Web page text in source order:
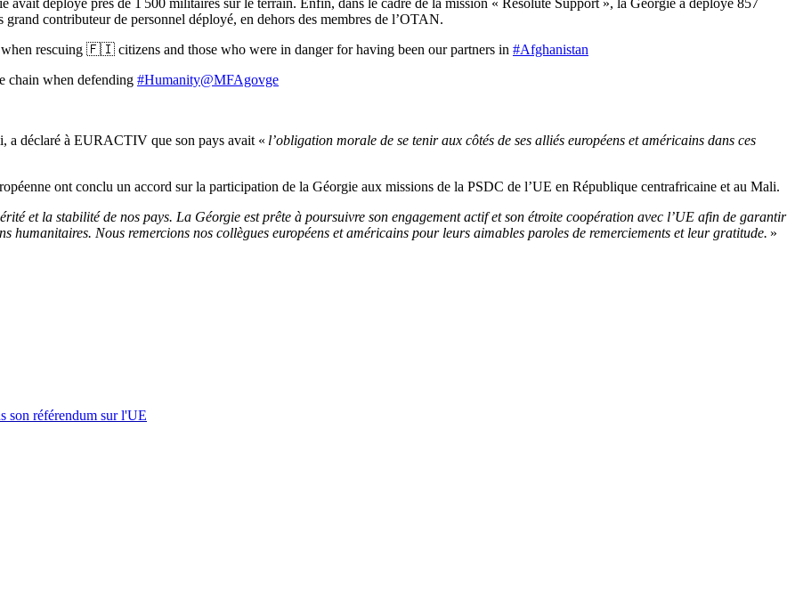
déployé près de 1 500 militaires sur le terrain. Enfin, dans le cadre de la mission « Resolute Support », la Géorgie a déployé 857
contributeur de personnel déployé, en dehors des membres de l’OTAN.
rescuing 🇫🇮 citizens and those who were in danger for having been our partners in #Afghanistan
chain when defending #Humanity@MFAgovge
a déclaré à EURACTIV que son pays avait « l’obligation morale de se tenir aux côtés de ses alliés européens et américains dans ces
ont conclu un accord sur la participation de la Géorgie aux missions de la PSDC de l’UE en République centrafricaine et au Mali.
et la stabilité de nos pays. La Géorgie est prête à poursuivre son engagement actif et son étroite coopération avec l’UE afin de garantir
humanitaires. Nous remercions nos collègues européens et américains pour leurs aimables paroles de remerciements et leur gratitude. »
son référendum sur l'UE